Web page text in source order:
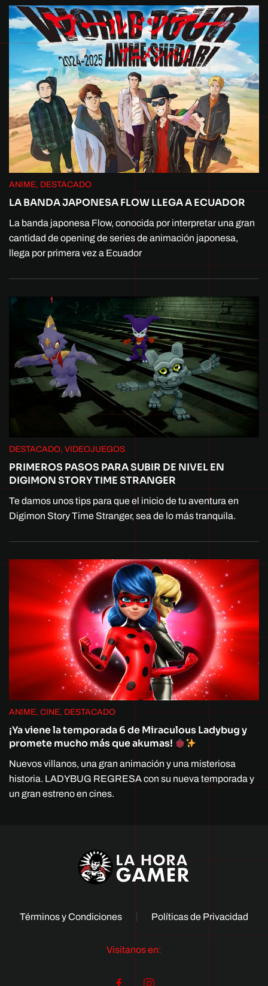
ANIME, DESTACADO
LA BANDA JAPONESA FLOW LLEGA A ECUADOR
La banda japonesa Flow, conocida por interpretar una gran
cantidad de opening de series de animación japonesa,
llega por primera vez a Ecuador
DESTACADO, VIDEOJUEGOS
PRIMEROS PASOS PARA SUBIR DE NIVEL EN
DIGIMON STORY TIME STRANGER
Te damos unos tips para que el inicio de tu aventura en
Digimon Story Time Stranger, sea de lo más tranquila.
ANIME, CINE, DESTACADO
¡Ya viene la temporada 6 de Miraculous Ladybug y
promete mucho más que akumas!
Nuevos villanos, una gran animación y una misteriosa
historia. LADYBUG REGRESA con su nueva temporada y
un gran estreno en cines.
Términos y Condiciones Políticas de Privacidad
Visitanos en: